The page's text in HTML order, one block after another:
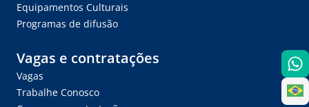
Equipamentos Culturais
Programas de difusão
Vagas e contratações
Vagas
Trabalhe Conosco